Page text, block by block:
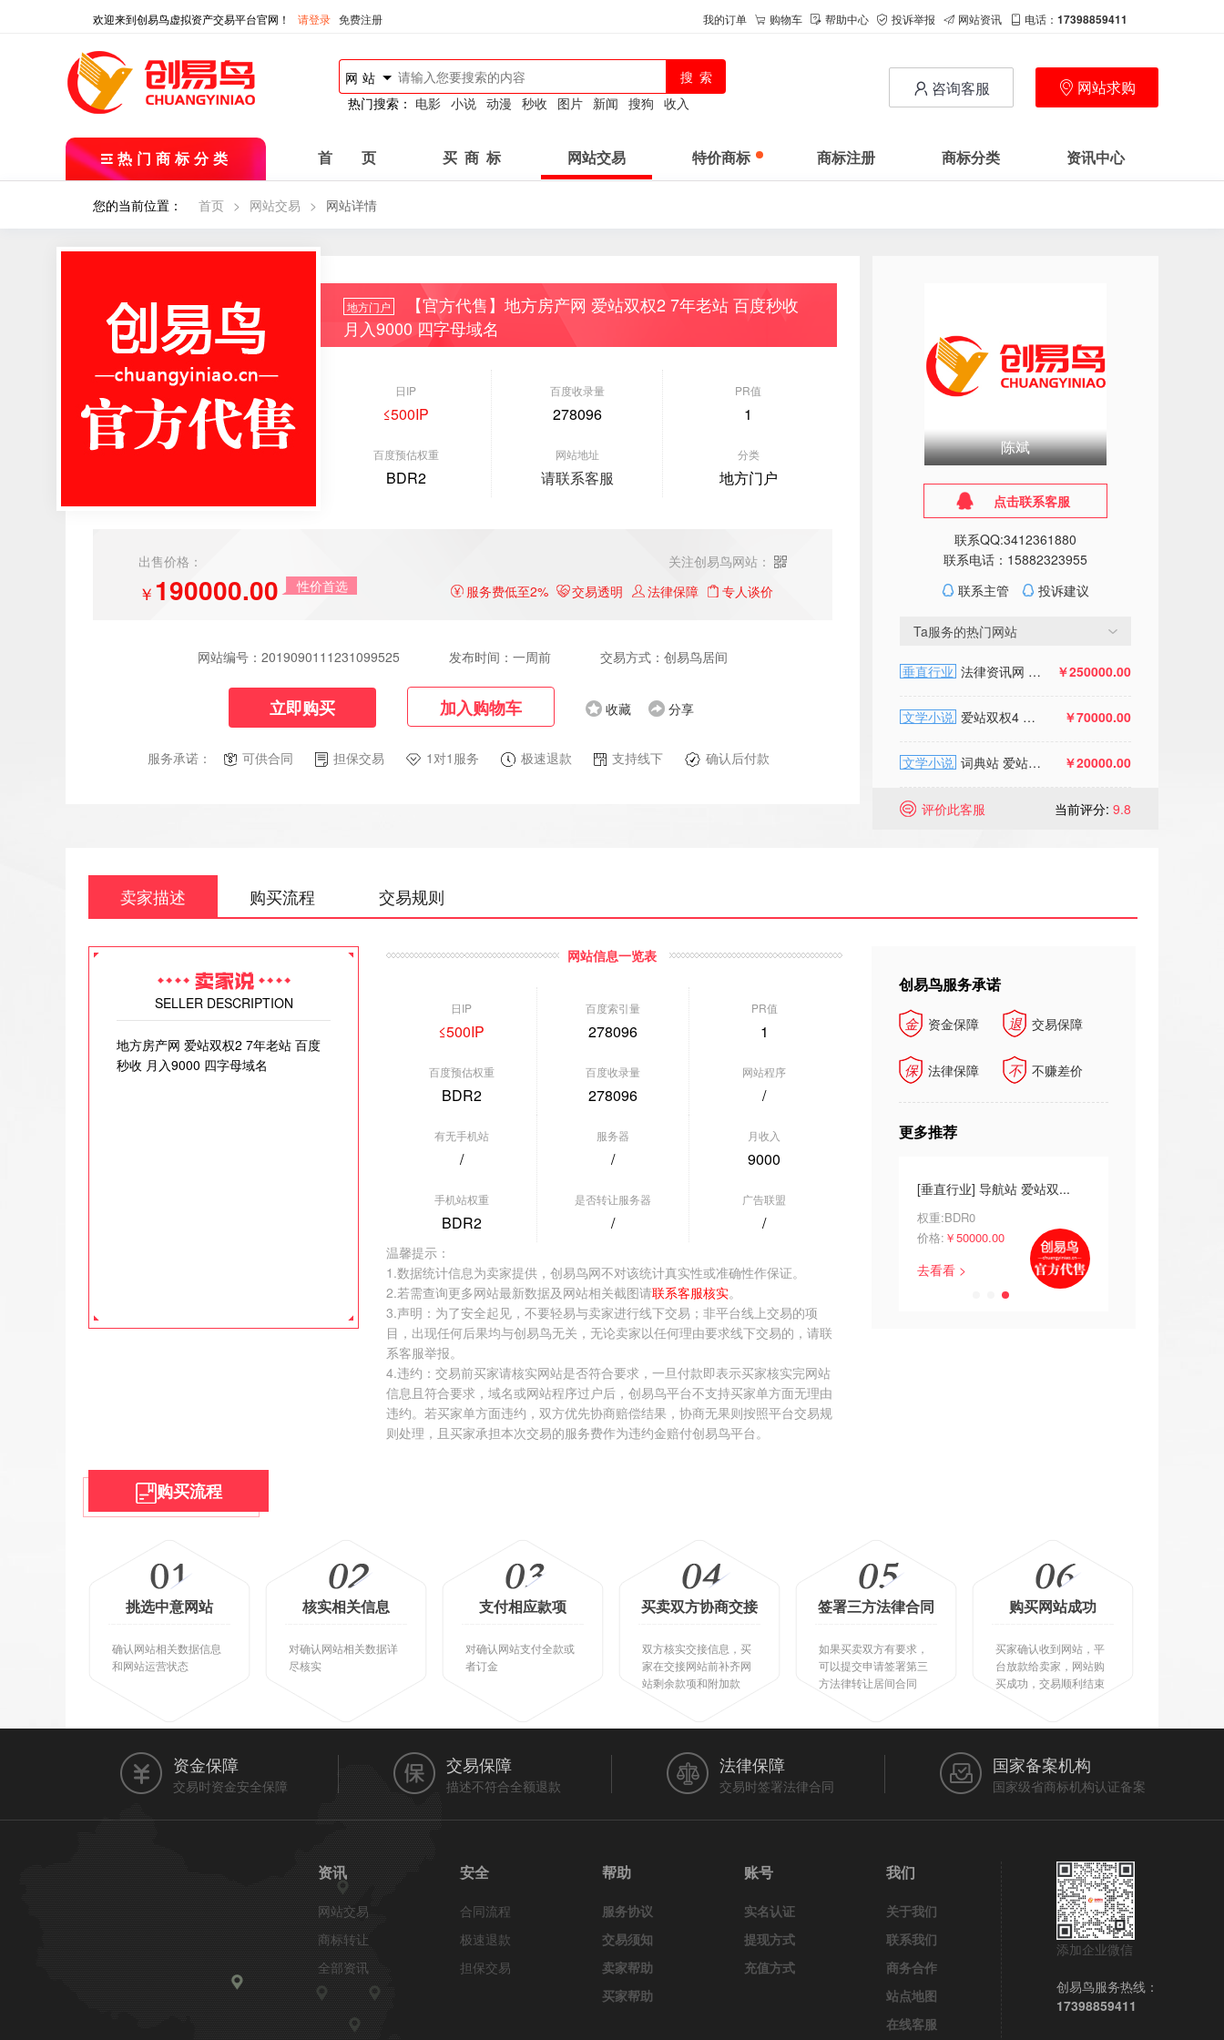
欢迎来到创易鸟虚拟资产交易平台官网！ 请登录 免费注册 我的订单 购物车 帮助中心 投诉举报 网站资讯 电话： 17398859411
网站
热门搜索： 电影 小说 动漫 秒收 图片 新闻 搜狗 收入
咨询客服 网站求购
热门商标分类 首 页 买 商 标 网站交易 特价商标 商标注册 商标分类 资讯中心
您的当前位置： 首页 > 网站交易 > 网站详情
地方门户
【官方代售】地方房产网 爱站双权2 7年老站 百度秒收
月入9000 四字母域名
日IP
≤500IP
百度预估权重
BDR2
百度收录量
278096
网站地址
请联系客服
PR值
1
分类
地方门户
出售价格：
￥190000.00 性价首选
关注创易鸟网站：
服务费低至2%
交易透明 法律保障 专人谈价
网站编号： 2019090111231099525 发布时间：一周前 交易方式：创易鸟居间
立即购买 加入购物车 收藏 分享
服务承诺： 可供合同 担保交易 1对1服务 极速退款 支持线下 确认后付款
陈斌
点击联系客服
联系QQ:3412361880
联系电话：15882323955
联系主管
投诉建议
Ta服务的热门网站
￥250000.00
垂直行业 法律资讯网 站长工具百度权重2跟4流量一万多，PHP系统
￥70000.00
文学小说 爱站双权4 阅读站 百度收录253w
￥20000.00
文学小说 词典站 爱站权2 移动权4
当前评分: 9.8
评价此客服
卖家描述 购买流程 交易规则
SELLER DESCRIPTION
地方房产网 爱站双权2 7年老站 百度
秒收 月入9000 四字母域名
网站信息一览表
日IP
≤500IP
百度预估权重
BDR2
百度索引量
278096
百度收录量
278096
PR值
1
网站程序
/
有无手机站
/
手机站权重
BDR2
服务器
/
是否转让服务器
/
月收入
9000
广告联盟
/
温馨提示：
1.数据统计信息为卖家提供，创易鸟网不对该统计真实性或准确性作保证。
2.若需查询更多网站最新数据及网站相关截图请联系客服核实。
3.声明：为了安全起见，不要轻易与卖家进行线下交易；非平台线上交易的项
目，出现任何后果均与创易鸟无关，无论卖家以任何理由要求线下交易的，请联
系客服举报。
4.违约：交易前买家请核实网站是否符合要求，一旦付款即表示买家核实完网站
信息且符合要求，域名或网站程序过户后，创易鸟平台不支持买家单方面无理由
违约。若买家单方面违约，双方优先协商赔偿结果，协商无果则按照平台交易规
则处理，且买家承担本次交易的服务费作为违约金赔付创易鸟平台。
创易鸟服务承诺
金 资金保障 退 交易保障
保 法律保障 不 不赚差价
更多推荐
[垂直行业] 导航站 爱站双...
权重:BDR0
去看看 >
[其他] 必应权5，秒收...
权重:BDR0
去看看 >
权重:BDR3
去看看 >
[垂直行业] 导航站 爱站双...
权重:BDR0
价格: ￥50000.00
去看看 >
购买流程
挑选中意网站
确认网站相关数据信息
和网站运营状态
核实相关信息
对确认网站相关数据详
尽核实
支付相应款项
对确认网站支付全款或
者订金
买卖双方协商交接
双方核实交接信息，买
家在交接网站前补齐网
站剩余款项和附加款
签署三方法律合同
如果买卖双方有要求，
可以提交申请签署第三
方法律转让居间合同
购买网站成功
买家确认收到网站，平
台放款给卖家，网站购
买成功，交易顺利结束
资金保障
交易时资金安全保障
交易保障
描述不符合全额退款
法律保障
交易时签署法律合同
国家备案机构
国家级省商标机构认证备案
资讯
网站交易
商标转让
全部资讯
安全
合同流程
极速退款
担保交易
帮助
服务协议
交易须知
卖家帮助
买家帮助
账号
实名认证
提现方式
充值方式
我们
关于我们
联系我们
商务合作
站点地图
在线客服
添加企业微信
创易鸟服务热线：
17398859411